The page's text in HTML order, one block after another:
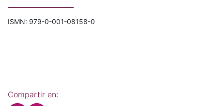
ISMN: 979-0-001-08158-0
Compartir en: